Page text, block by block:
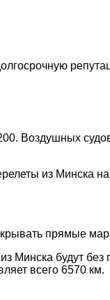
Воздушных
из Минска
прямые
Минска будут
всего 6570 км.